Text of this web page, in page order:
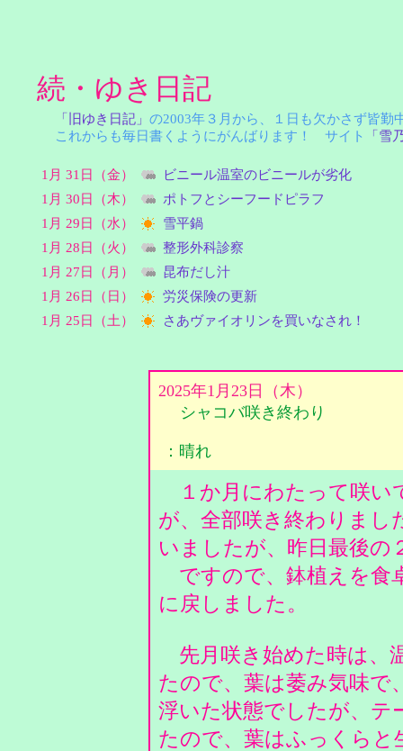
続・ゆき日記
「旧ゆき日記」 の2003年３月から、１日も欠かさず皆
これからも毎日書くようにがんばります！ サイト
「雪
1月 31日（金）
ビニール温室のビニールが劣化
1月 30日（木）
ポトフとシーフードピラフ
1月 29日（水）
雪平鍋
1月 28日（火）
整形外科診察
1月 27日（月）
昆布だし汁
1月 26日（日）
労災保険の更新
1月 25日（土）
さあヴァイオリンを買いなされ！
2025年1月23日（木）
シャコバ咲き終わり
：晴れ
１か月にわたって咲い
が、全部咲き終わりまし
いましたが、昨日最後
ですので、鉢植えを食
に戻しました。
先月咲き始めた時は、
たので、葉は萎み気味で
浮いた状態でしたが、テ
たので、葉はふっくらと